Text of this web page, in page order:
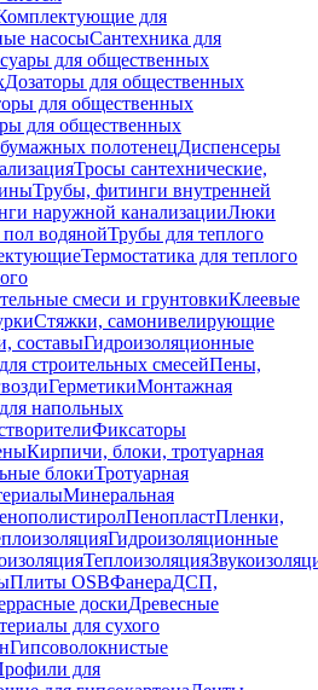
для
насосыСантехника для
для общественных
Дозаторы для общественных
для общественных
для общественных
полотенецДиспенсеры
Тросы сантехнические,
Трубы, фитинги внутренней
наружной канализацииЛюки
водянойТрубы для теплого
Термостатика для теплого
смеси и грунтовкиКлеевые
Стяжки, самонивелирующие
составыГидроизоляционные
строительных смесейПены,
ГерметикиМонтажная
напольных
Фиксаторы
Кирпичи, блоки, тротуарная
блокиТротуарная
Минеральная
ПенопластПленки,
Гидроизоляционные
Теплоизоляция
Плиты OSBФанераДСП,
доскиДревесные
для сухого
Гипсоволокнистые
для